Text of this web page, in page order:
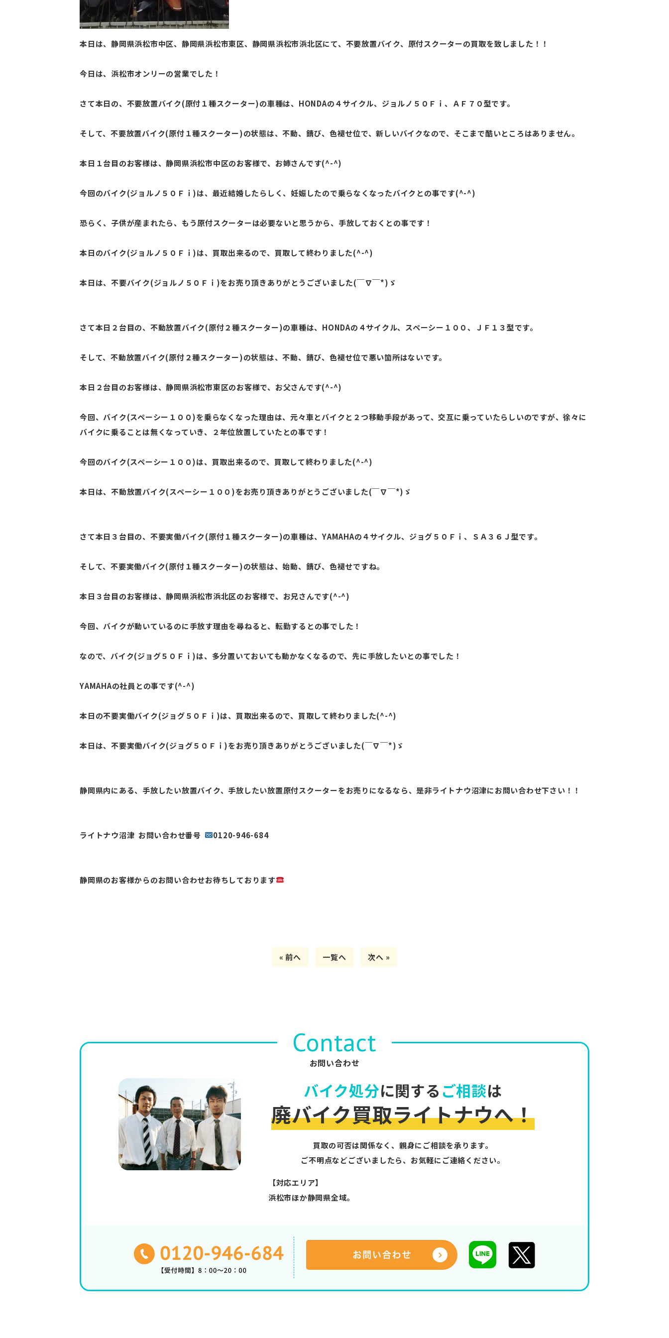
本日は、静岡県浜松市中区、静岡県浜松市東区、静岡県浜松市浜北区にて、不要放置バイク、原付スクーターの買取を致しました！！
今日は、浜松市オンリーの営業でした！
さて本日の、不要放置バイク(原付１種スクーター)の車種は、HONDAの４サイクル、ジョルノ５０Ｆｉ、ＡＦ７０型です。
そして、不要放置バイク(原付１種スクーター)の状態は、不動、錆び、色褪せ位で、新しいバイクなので、そこまで酷いところはありません。
本日１台目のお客様は、静岡県浜松市中区のお客様で、お姉さんです(^-^)
今回のバイク(ジョルノ５０Ｆｉ)は、最近結婚したらしく、妊娠したので乗らなくなったバイクとの事です(^-^)
恐らく、子供が産まれたら、もう原付スクーターは必要ないと思うから、手放しておくとの事です！
本日のバイク(ジョルノ５０Ｆｉ)は、買取出来るので、買取して終わりました(^-^)
本日は、不要バイク(ジョルノ５０Ｆｉ)をお売り頂きありがとうございました(￣∇￣*)ゞ
さて本日２台目の、不動放置バイク(原付２種スクーター)の車種は、HONDAの４サイクル、スペーシー１００、ＪＦ１３型です。
そして、不動放置バイク(原付２種スクーター)の状態は、不動、錆び、色褪せ位で悪い箇所はないです。
本日２台目のお客様は、静岡県浜松市東区のお客様で、お父さんです(^-^)
今回、バイク(スペーシー１００)を乗らなくなった理由は、元々車とバイクと２つ移動手段があって、交互に乗っていたらしいのですが、徐々に
バイクに乗ることは無くなっていき、２年位放置していたとの事です！
今回のバイク(スペーシー１００)は、買取出来るので、買取して終わりました(^-^)
本日は、不動放置バイク(スペーシー１００)をお売り頂きありがとうございました(￣∇￣*)ゞ
さて本日３台目の、不要実働バイク(原付１種スクーター)の車種は、YAMAHAの４サイクル、ジョグ５０Ｆｉ、ＳＡ３６Ｊ型です。
そして、不要実働バイク(原付１種スクーター)の状態は、始動、錆び、色褪せですね。
本日３台目のお客様は、静岡県浜松市浜北区のお客様で、お兄さんです(^-^)
今回、バイクが動いているのに手放す理由を尋ねると、転勤するとの事でした！
なので、バイク(ジョグ５０Ｆｉ)は、多分置いておいても動かなくなるので、先に手放したいとの事でした！
YAMAHAの社員との事です(^-^)
本日の不要実働バイク(ジョグ５０Ｆｉ)は、買取出来るので、買取して終わりました(^-^)
本日は、不要実働バイク(ジョグ５０Ｆｉ)をお売り頂きありがとうございました(￣∇￣*)ゞ
静岡県内にある、手放したい放置バイク、手放したい放置原付スクーターをお売りになるなら、是非ライトナウ沼津にお問い合わせ下さい！！
ライトナウ沼津 お問い合わせ番号 0120-946-684
静岡県のお客様からのお問い合わせお待ちしております
« 前へ 一覧へ 次へ »
Contact
お問い合わせ
バイク処分に関する ご相談は
廃バイク買取ライトナウへ！
買取の可否は関係なく、親身にご相談を承ります。
ご不明点などございましたら、お気軽にご連絡ください。
【対応エリア】
浜松市ほか静岡県全域。